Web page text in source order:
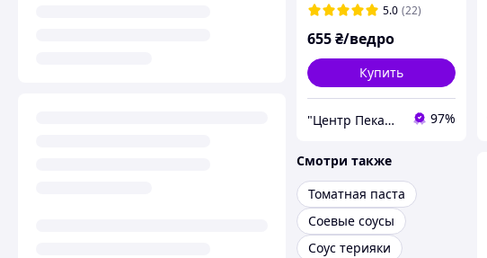
5.0 (22)
655₴/ведро
Купить
"Центр Пекарей "АРИАНТА" ООО 97%
Смотри также
Томатная паста
Соевые соусы
Соус терияки